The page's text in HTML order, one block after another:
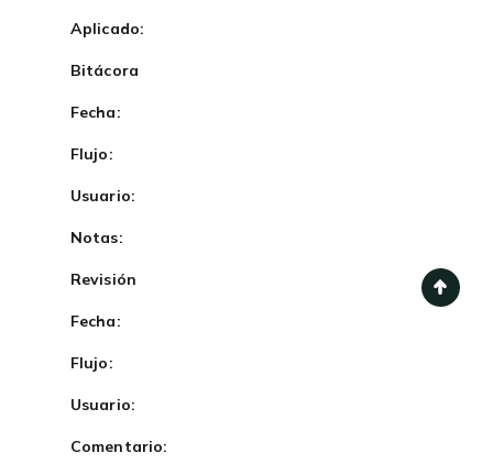
Aplicado:
Bitácora
Fecha:
Flujo:
Usuario:
Notas:
Revisión
Fecha:
Flujo:
Usuario:
Comentario: